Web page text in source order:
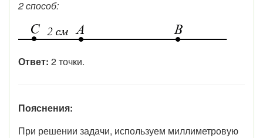
2 способ:
Ответ: 2 точки.
Пояснения:
При решении задачи, используем миллиметровую